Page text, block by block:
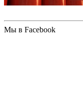
Мы в Facebook